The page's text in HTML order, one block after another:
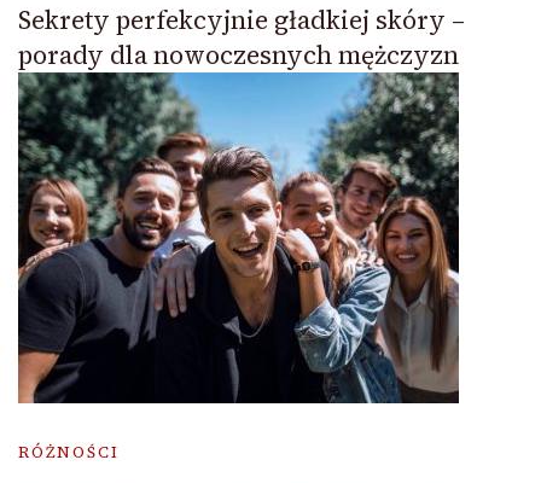
Sekrety perfekcyjnie gładkiej skóry –
porady dla nowoczesnych mężczyzn
RÓŻNOŚCI